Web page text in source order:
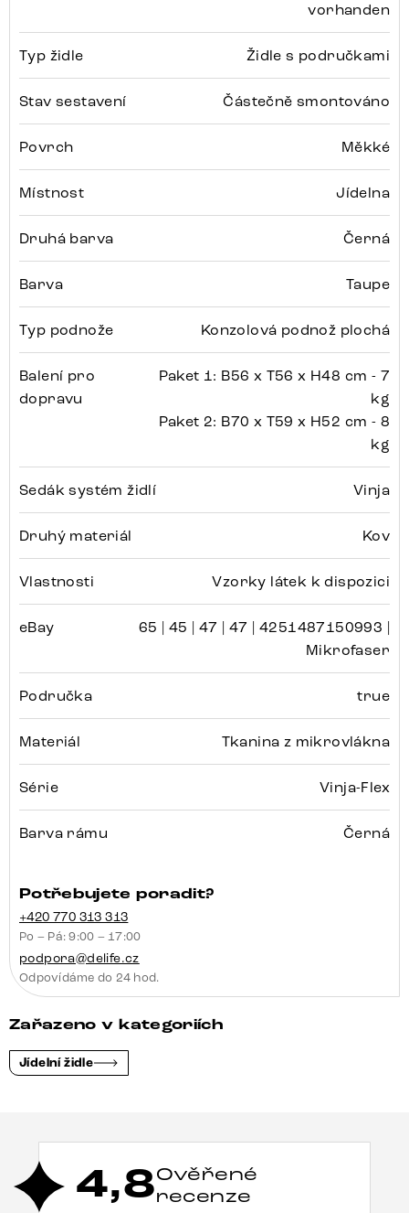
vorhanden
Typ židle Židle s područkami
Stav sestavení Částečně smontováno
Povrch Měkké
Místnost Jídelna
Druhá barva Černá
Barva Taupe
Typ podnože Konzolová podnož plochá
Balení pro
dopravu
Paket 1: B56 x T56 x H48 cm - 7
kg
Paket 2: B70 x T59 x H52 cm - 8
kg
Sedák systém židlí Vinja
Druhý materiál Kov
Vlastnosti Vzorky látek k dispozici
eBay
65 | 45 | 47 | 47 | 4251487150993 |
Mikrofaser
Područka true
Materiál Tkanina z mikrovlákna
Série Vinja-Flex
Barva rámu Černá
Potřebujete poradit?
+420 770 313 313
Po – Pá: 9:00 – 17:00
podpora@delife.cz
Odpovídáme do 24 hod.
Zařazeno v kategoriích
Jídelní židle
4,8Ověřené
recenze